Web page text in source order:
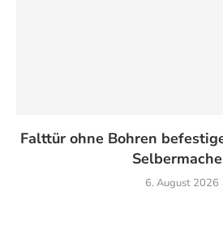
Falttür ohne Bohren
6. August 2026